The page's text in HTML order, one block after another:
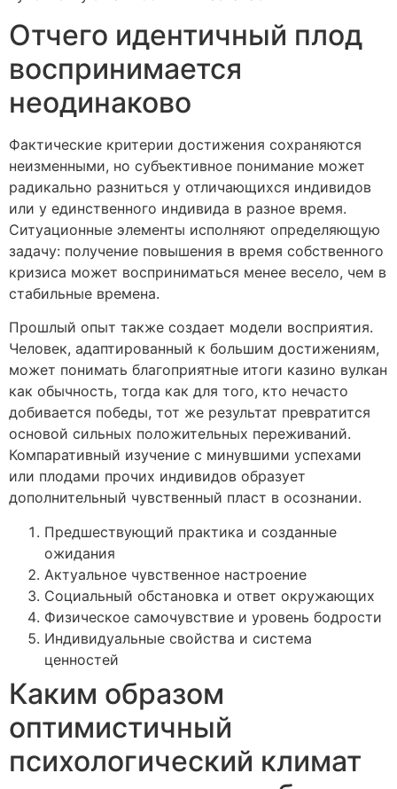
Отчего идентичный плод
воспринимается
неодинаково
Фактические критерии достижения сохраняются
неизменными, но субъективное понимание может
радикально разниться у отличающихся индивидов
или у единственного индивида в разное время.
Ситуационные элементы исполняют определяющую
задачу: получение повышения в время собственного
кризиса может восприниматься менее весело, чем в
стабильные времена.
Прошлый опыт также создает модели восприятия.
Человек, адаптированный к большим достижениям,
может понимать благоприятные итоги казино вулкан
как обычность, тогда как для того, кто нечасто
добивается победы, тот же результат превратится
основой сильных положительных переживаний.
Компаративный изучение с минувшими успехами
или плодами прочих индивидов образует
дополнительный чувственный пласт в осознании.
Предшествующий практика и созданные
ожидания
Актуальное чувственное настроение
Социальный обстановка и ответ окружающих
Физическое самочувствие и уровень бодрости
Индивидуальные свойства и система
ценностей
Каким образом
оптимистичный
психологический климат